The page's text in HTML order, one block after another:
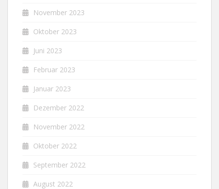
November 2023
Oktober 2023
Juni 2023
Februar 2023
Januar 2023
Dezember 2022
November 2022
Oktober 2022
September 2022
August 2022